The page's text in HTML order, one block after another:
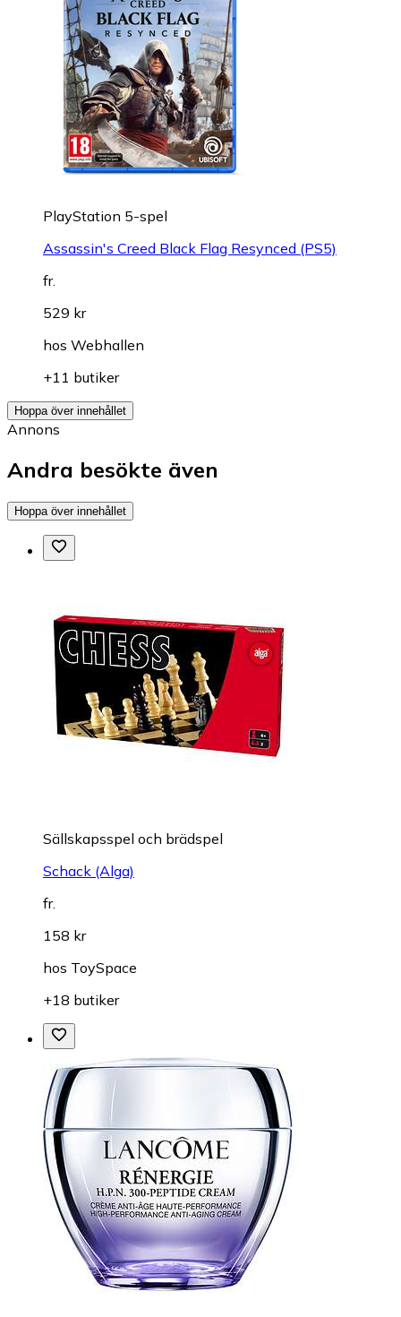
PlayStation 5-spel
Assassin's Creed Black Flag Resynced (PS5)
fr.
529 kr
hos Webhallen
+11 butiker
Hoppa över innehållet
Annons
Andra besökte även
Hoppa över innehållet
Sällskapsspel och brädspel
Schack (Alga)
fr.
158 kr
hos ToySpace
+18 butiker